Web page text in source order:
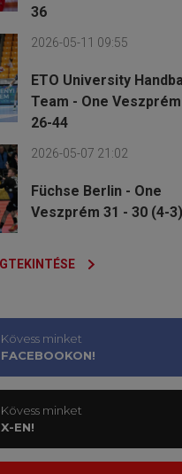
36
2026-05-11 09:55
ETO University
Team - One Veszprém
26-44
2026-05-07 21:02
Füchse Berlin - One
Veszprém 31 - 30 (4-3)
Kövess minket
FACEBOOKON!
Kövess minket
X-EN!